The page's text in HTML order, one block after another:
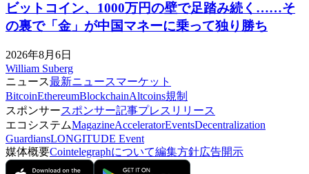
ビットコイン、1000万円の壁で足踏み続く……そ
の裏で「金」が中国マネーに乗って独り勝ち
2026年8月6日
William Suberg
ニュース最新ニュースマーケット
BitcoinEthereumBlockchainAltcoins規制
スポンサースポンサー記事プレスリリース
エコシステムMagazineAcceleratorEventsDecentralization
GuardiansLONGITUDE Event
媒体概要Cointelegraphについて編集方針広告開示